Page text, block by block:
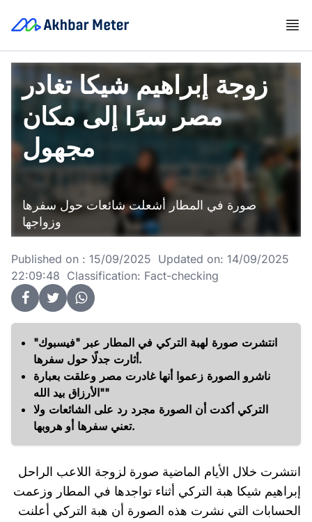
زوجة إبراهيم شيكا تغادر
مصر سرًا إلى مكان
مجهول
صورة في المطار أشعلت شائعات حول سفرها
وزواجها
Published on : 15/09/2025 Updated on: 14/09/2025
22:09:48 Classification: Fact-checking
انتشرت صورة لهبة التركي في المطار عبر "فيسبوك"
أثارت جدلًا حول سفرها.
ناشرو الصورة زعموا أنها غادرت مصر وعلقت بعبارة
"الأرزاق بيد الله"
التركي أكدت أن الصورة مجرد رد على الشائعات ولا
تعني سفرها أو هروبها.
انتشرت خلال الأيام الماضية صورة لزوجة اللاعب الراحل
إبراهيم شيكا هبة التركي أثناء تواجدها في المطار وزعمت
الحسابات التي نشرت هذه الصورة أن هبة التركي أعلنت